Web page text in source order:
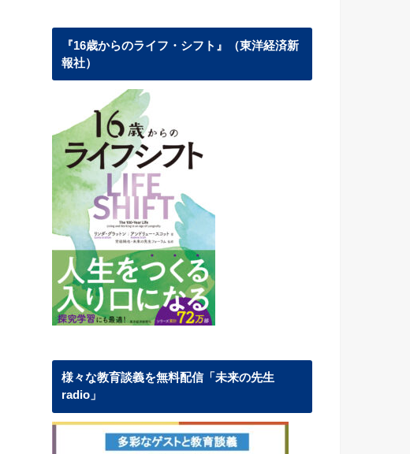
『16歳からのライフ・シフト』（東洋経済新
報社）
様々な教育談義を無料配信「未来の先生
radio」